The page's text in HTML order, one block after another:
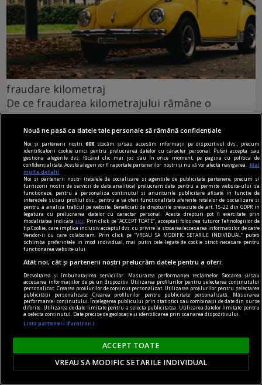
fraudare kilometraj
De ce fraudarea kilometrajului rămâne o
problemă majoră pe piața mașinilor second-
hand?
O mașină este un mare ajutor în repetate
rânduri. În mediul urban este o necesitate. De
asemenea, și în cazul celor care stau în mediul
rural și fac naveta este un mijloc de transport
obligatoriu. Însă, oscilațiile economiei afectează
puterea de cumpărare.
Nouă ne pasă ca datele tale personale să rămână confidențiale
Noi și partenerii noștri606 stocăm și/sau accesăm informații pe dispozitivul dvs., precum
identificatorii cookie unici pentru prelucrarea datelor cu caracter personal. Puteți accepta sau
gestiona alegerile dvs. făcând clic mai jos sau în orice moment, pe pagina cu politica de
confidențialitate. Aceste alegeri vor fi raportate partenerilor noștri și nu vă vor afecta navigarea.
Mai
multe detalii
Noi si partenerii nostri (retelele de socializare si agentiile de publicitate partenere, precum si
furnizorii nostri de servicii de date analitice) prelucram date pentru a permite website-ului sa
functioneze, pentru a personaliza continutul si anunturile publicitare afisate in functie de
interesele si/sau profilul dvs., pentru a va oferi functionalitati aferente retelelor de socializare si
pentru a analiza traficul pe website. Beneficiati de drepturile prevazute de art. 15-22 din GDPR in
legatura cu prelucrarea datelor cu caracter personal. Aceste drepturi pot fi exercitate prin
modalitatea indicataaici
. Prin click pe “ACCEPT TOATE”, acceptati folosirea tuturor Tehnologiilor de
tip Cookie, care implica inclusiv acceptul dvs. cu privire la stocarea/accesarea informatiilor de catre
Vendor-ii cu care colaboram. Prin click pe “VREAU SA MODIFIC SETARILE INDIVIDUAL” puteti
schimba preferintele in mod individual, mai putin cele legate de cookie strict necesare pentru
functionarea website-ului.
Atât noi, cât și partenerii noștri prelucrăm datele pentru a oferi:
Dezvoltarea și îmbunătățirea serviciilor. Măsurarea performanței reclamelor. Stocarea și/sau
accesarea informațiilor de pe un dispozitiv. Utilizarea profilurilor pentru selectarea conținutului
personalizat. Crearea profilurilor de conținut personalizat. Utilizarea profilurilor pentru selectarea
publicității personalizate. Crearea profilurilor pentru publicitate personalizată. Măsurarea
performanței conținutului. Înțelegerea publicului prin statistici sau combinații de date din surse
diferite. Utilizarea de date limitate pentru a selecta publicitatea. Utilizarea datelor limitate pentru
a selecta conținutul. Date precise de geolocație și identificarea prin scanarea dispozitivului.
Listă parteneri (furnizori)
ACCEPT TOATE
VREAU SA MODIFIC SETARILE INDIVIDUAL